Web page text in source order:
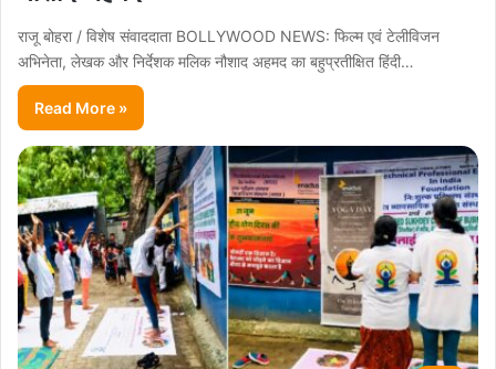
राजू बोहरा / विशेष संवाददाता BOLLYWOOD NEWS: फिल्म एवं टेलीविजन
अभिनेता, लेखक और निर्देशक मलिक नौशाद अहमद का बहुप्रतीक्षित हिंदी…
Read More »